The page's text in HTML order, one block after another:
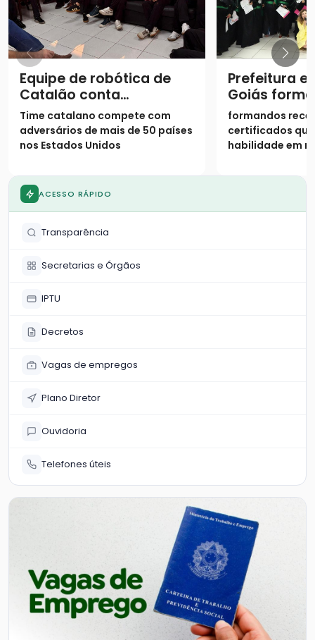
Equipe de robótica de
Catalão conta
experiência de Mundial
Time catalano compete com
adversários de mais de 50 países
nos Estados Unidos
Prefeitura e
Goiás
do Curso
formandos
certificados
habilidade em
WhatsApp,
ACESSO RÁPIDO
Transparência
Secretarias e Órgãos
IPTU
Decretos
Vagas de empregos
Plano Diretor
Ouvidoria
Telefones úteis